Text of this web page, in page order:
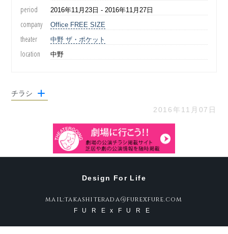
period 2016年11月23日 - 2016年11月27日
company Office FREE SIZE
theater 中野 ザ・ポケット
location 中野
チラシ
2016年11月07日
Design For Life
mail:takashiterada@furexfure.com
FURExFURE